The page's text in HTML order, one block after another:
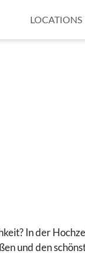
LOCATIONS
In der
und den